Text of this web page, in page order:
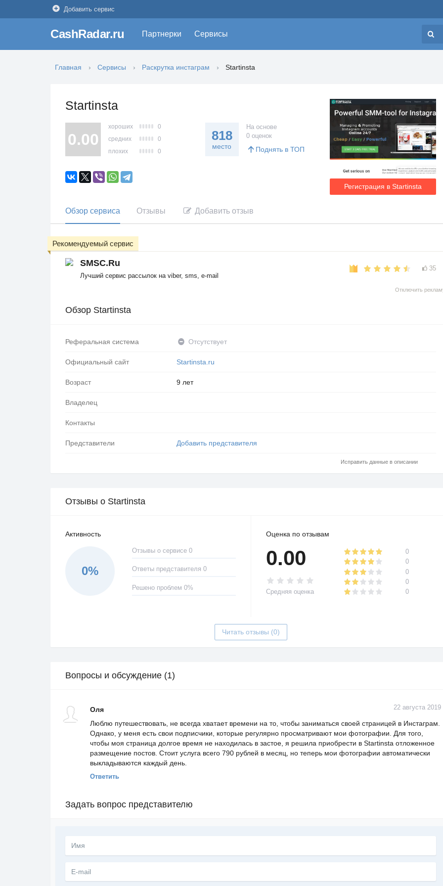
Добавить сервис
CashRadar.ru Партнерки Сервисы
Главная Сервисы Раскрутка инстаграм Startinsta
Startinsta
Регистрация в Startinsta
0.00
хороших
0
средних
0
плохих
0
818
место
На основе
0 оценок
Поднять в ТОП
Обзор сервиса Отзывы Добавить отзыв
SMSC.Ru
Лучший сервис рассылок на viber, sms, e-mail
35
Рекомендуемый сервис
Отключить
Обзор Startinsta
Реферальная система Отсутствует
Официальный сайт Startinsta.ru
Возраст 9 лет
Владелец
Контакты
Представители Добавить представителя
Исправить данные в описании
Отзывы о Startinsta
Активность
0%
Отзывы о сервисе 0
Ответы представителя 0
Решено проблем 0%
Оценка по отзывам
0.00
Средняя оценка
0
0
0
0
0
Читать отзывы (0)
Вопросы и обсуждение (1)
22 августа 2019
Оля
Люблю путешествовать, не всегда хватает времени на то, чтобы заниматься своей страницей в Инстаграм.
Однако, у меня есть свои подписчики, которые регулярно просматривают мои фотографии. Для того,
чтобы моя страница долгое время не находилась в застое, я решила приобрести в Startinsta отложенное
размещение постов. Стоит услуга всего 790 рублей в месяц, но теперь мои фотографии автоматически
выкладываются каждый день.
Ответить
Задать вопрос представителю